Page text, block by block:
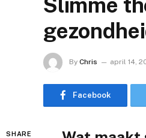
Slimme
By Chris april 14,
Facebook
SHARE